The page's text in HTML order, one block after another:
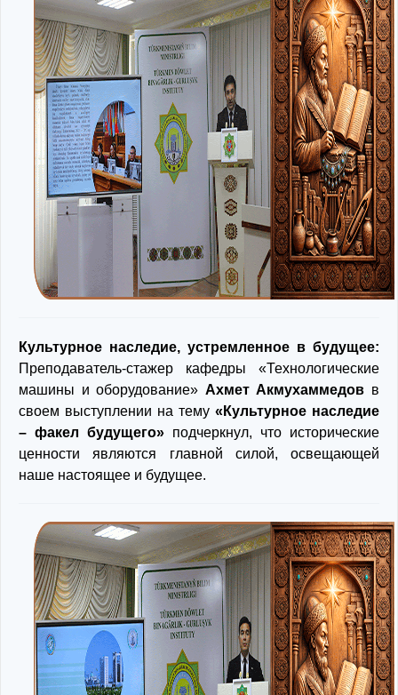
Культурное наследие, устремленное в будущее:
Преподаватель-стажер кафедры «Технологические
машины и оборудование» Ахмет Акмухаммедов в
своем выступлении на тему «Культурное наследие
– факел будущего» подчеркнул, что исторические
ценности являются главной силой, освещающей
наше настоящее и будущее.